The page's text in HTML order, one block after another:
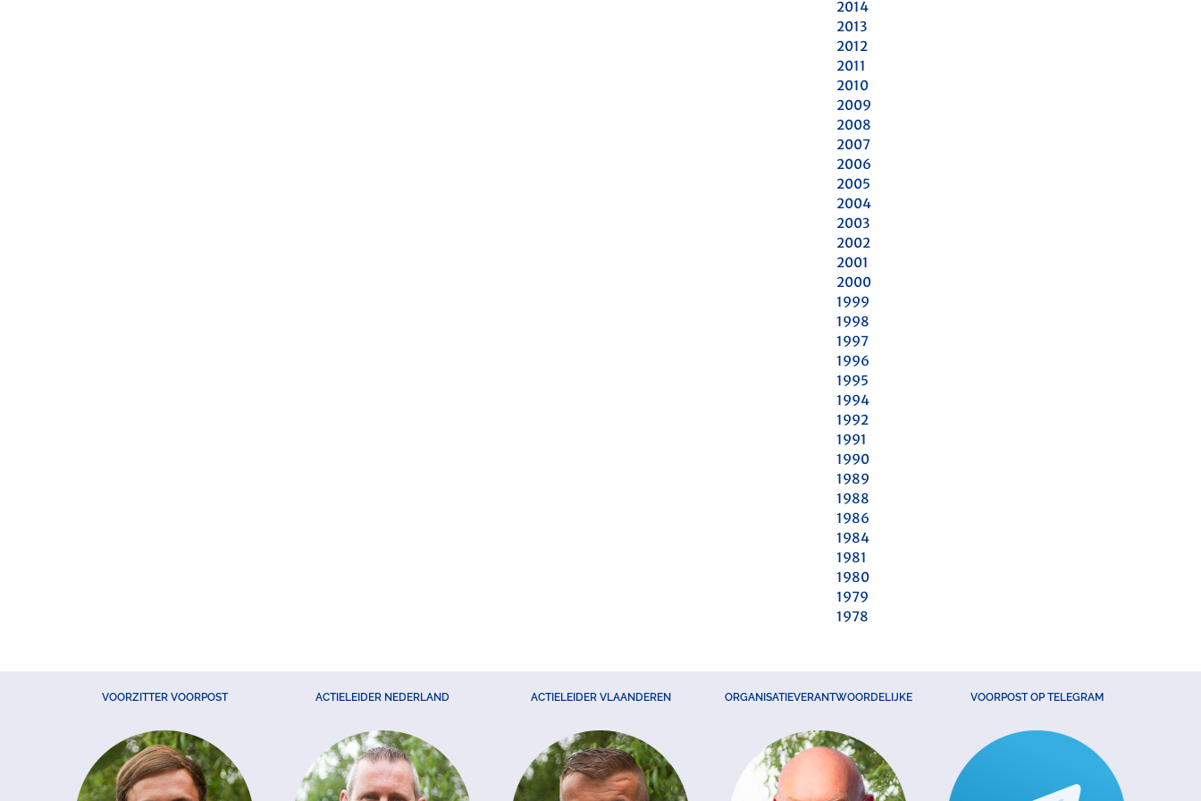
2014
2013
2012
2011
2010
2009
2008
2007
2006
2005
2004
2003
2002
2001
2000
1999
1998
1997
1996
1995
1994
1992
1991
1990
1989
1988
1986
1984
1981
1980
1979
1978
VOORZITTER VOORPOST ACTIELEIDER NEDERLAND ACTIELEIDER VLAANDEREN ORGANISATIEVERANTWOORDELIJKE VOORPOST OP TELEGRAM